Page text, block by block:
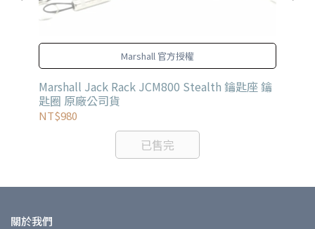
Marshall 官方授權
Marshall Jack Rack JCM800 Stealth 鑰匙座 鑰
匙圈 原廠公司貨
NT$980
已售完
關於我們